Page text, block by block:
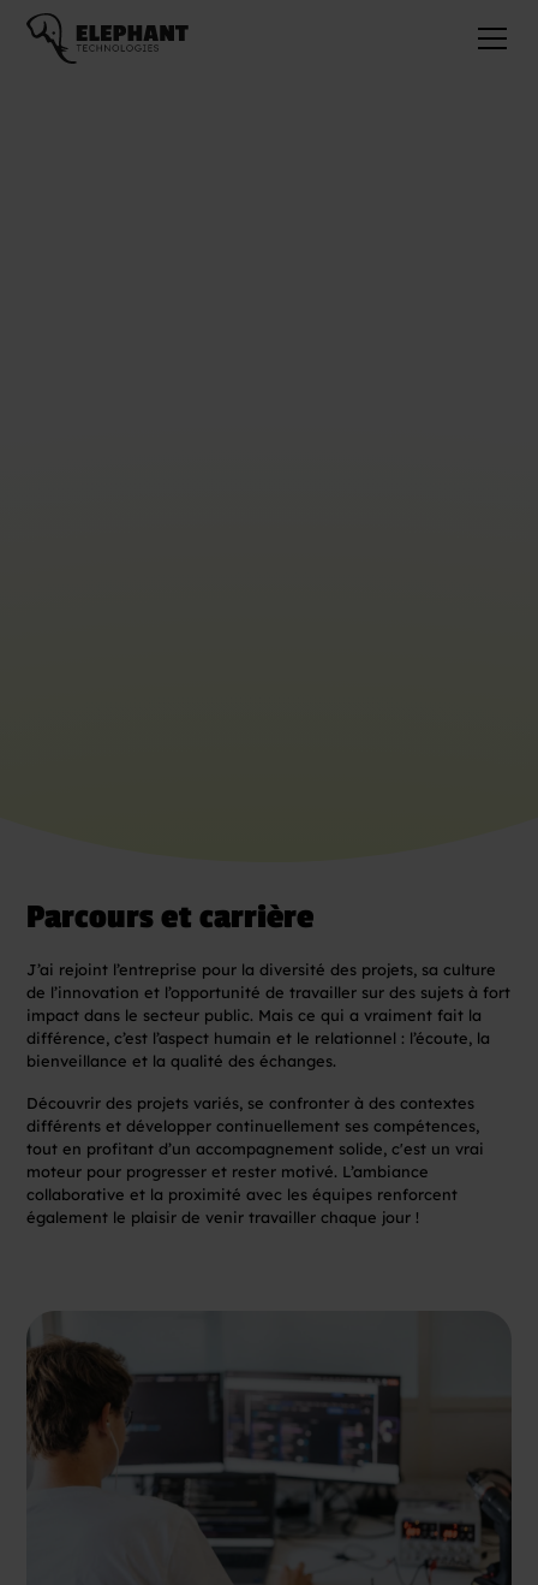
Parcours et carrière
J’ai rejoint l’entreprise pour la diversité des projets, sa culture
de l’innovation et l’opportunité de travailler sur des sujets à fort
impact dans le secteur public. Mais ce qui a vraiment fait la
différence, c’est l’aspect humain et le relationnel : l’écoute, la
bienveillance et la qualité des échanges.
Découvrir des projets variés, se confronter à des contextes
différents et développer continuellement ses compétences,
tout en profitant d’un accompagnement solide, c'est un vrai
moteur pour progresser et rester motivé. L’ambiance
collaborative et la proximité avec les équipes renforcent
également le plaisir de venir travailler chaque jour !